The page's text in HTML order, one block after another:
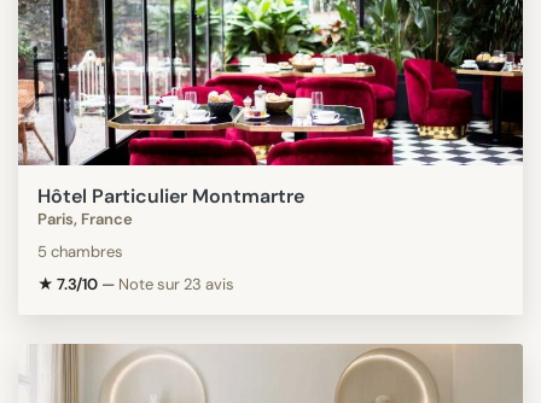
Hôtel Particulier Montmartre
Paris, France
5 chambres
★ 7.3/10 — Note sur 23 avis